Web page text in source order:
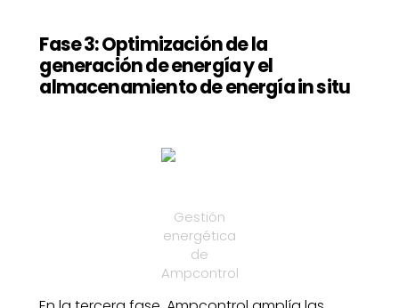
Fase 3: Optimización de la
generación de energía y el
almacenamiento de energía in situ
Gestión
energética
de
Ampcontrol